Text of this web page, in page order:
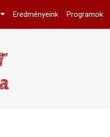
Eredményeink Programok